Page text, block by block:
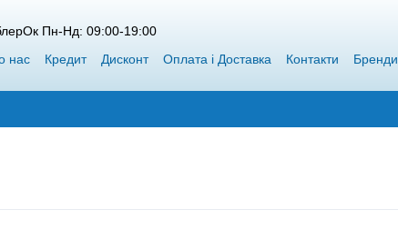
Пн-Нд: 09:00-19:00
нас Кредит Дисконт Оплата і Доставка Контакти
Бренди